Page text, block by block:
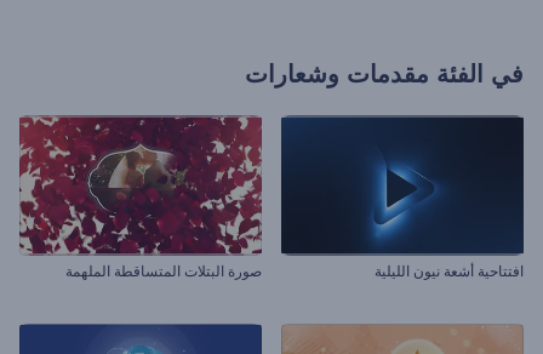
في الفئة مقدمات وشعارات
افتتاحية أشعة نيون الليلية صورة البتلات المتساقطة الملهمة